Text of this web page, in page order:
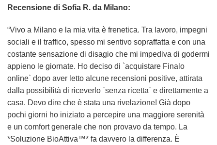
Recensione di Sofia R. da Milano:
“Vivo a Milano e la mia vita è frenetica. Tra lavoro, impegni
sociali e il traffico, spesso mi sentivo sopraffatta e con una
costante sensazione di disagio che mi impediva di godermi
appieno le giornate. Ho deciso di `acquistare Finalo
online` dopo aver letto alcune recensioni positive, attirata
dalla possibilità di riceverlo `senza ricetta` e direttamente a
casa. Devo dire che è stata una rivelazione! Già dopo
pochi giorni ho iniziato a percepire una maggiore serenità
e un comfort generale che non provavo da tempo. La
*Soluzione BioAttiva™* fa davvero la differenza. È